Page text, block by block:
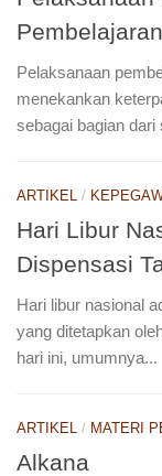
Pelaksanaan
menekankan
sebagai bagian
ARTIKEL /
Hari Libur
Dispensasi
Hari libur nasional
yang ditetapkan
hari ini, umumnya...
ARTIKEL / MATERI
Alkana